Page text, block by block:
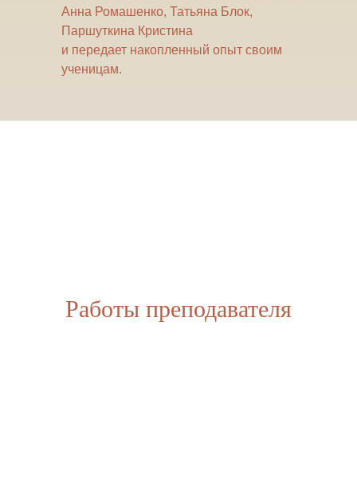
Анна Ромашенко, Татьяна Блок,
Паршуткина Кристина
и передает накопленный опыт своим
ученицам.
Работы преподавателя